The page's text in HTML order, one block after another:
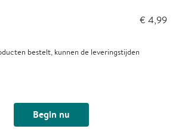
€ 4,99
bestelt, kunnen de leveringstijden
Begin nu